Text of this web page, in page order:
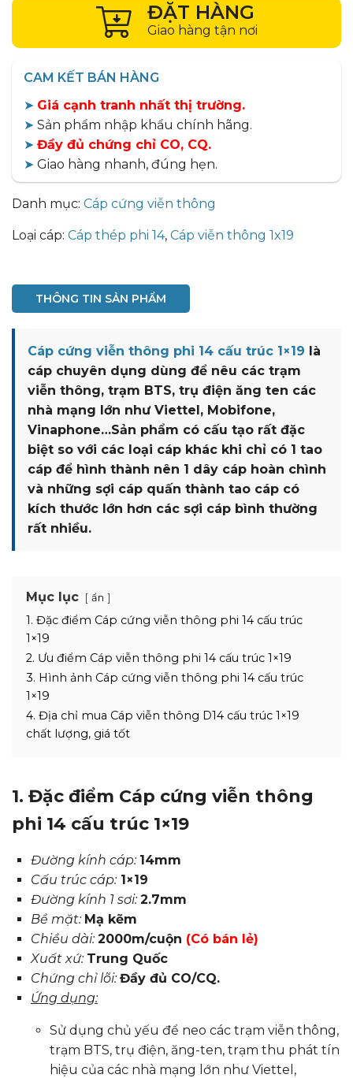
ĐẶT HÀNG
Giao hàng tận nơi
CAM KẾT BÁN HÀNG
➤ Giá cạnh tranh nhất thị trường.
➤ Sản phẩm nhập khẩu chính hãng.
➤ Đầy đủ chứng chỉ CO, CQ.
➤ Giao hàng nhanh, đúng hẹn.
Danh mục: Cáp cứng viễn thông
Loại cáp: Cáp thép phi 14, Cáp viễn thông 1x19
THÔNG TIN SẢN PHẨM
Cáp cứng viễn thông phi 14 cấu trúc 1×19 là
cáp chuyên dụng dùng để nêu các trạm
viễn thông, trạm BTS, trụ điện ăng ten các
nhà mạng lớn như Viettel, Mobifone,
Vinaphone…Sản phẩm có cấu tạo rất đặc
biệt so với các loại cáp khác khi chỉ có 1 tao
cáp để hình thành nên 1 dây cáp hoàn chình
và những sợi cáp quấn thành tao cáp có
kích thước lớn hơn các sợi cáp bình thường
rất nhiều.
Mục lục ẩn
1. Đặc điểm Cáp cứng viễn thông phi 14 cấu trúc
1×19
2. Ưu điểm Cáp viễn thông phi 14 cấu trúc 1×19
3. Hình ảnh Cáp cứng viễn thông phi 14 cấu trúc
1×19
4. Địa chỉ mua Cáp viễn thông D14 cấu trúc 1×19
chất lượng, giá tốt
1. Đặc điểm Cáp cứng viễn thông
phi 14 cấu trúc 1×19
Đường kính cáp: 14mm
Cấu trúc cáp: 1×19
Đường kính 1 sơi: 2.7mm
Bề mặt: Mạ kẽm
Chiều dài: 2000m/cuộn (Có bán lẻ)
Xuất xứ: Trung Quốc
Chứng chỉ lõi: Đầy đủ CO/CQ.
Ứng dụng:
Sử dụng chủ yếu để neo các trạm viễn thông,
trạm BTS, trụ điện, ăng-ten, trạm thu phát tín
hiệu của các nhà mạng lớn như Viettel,